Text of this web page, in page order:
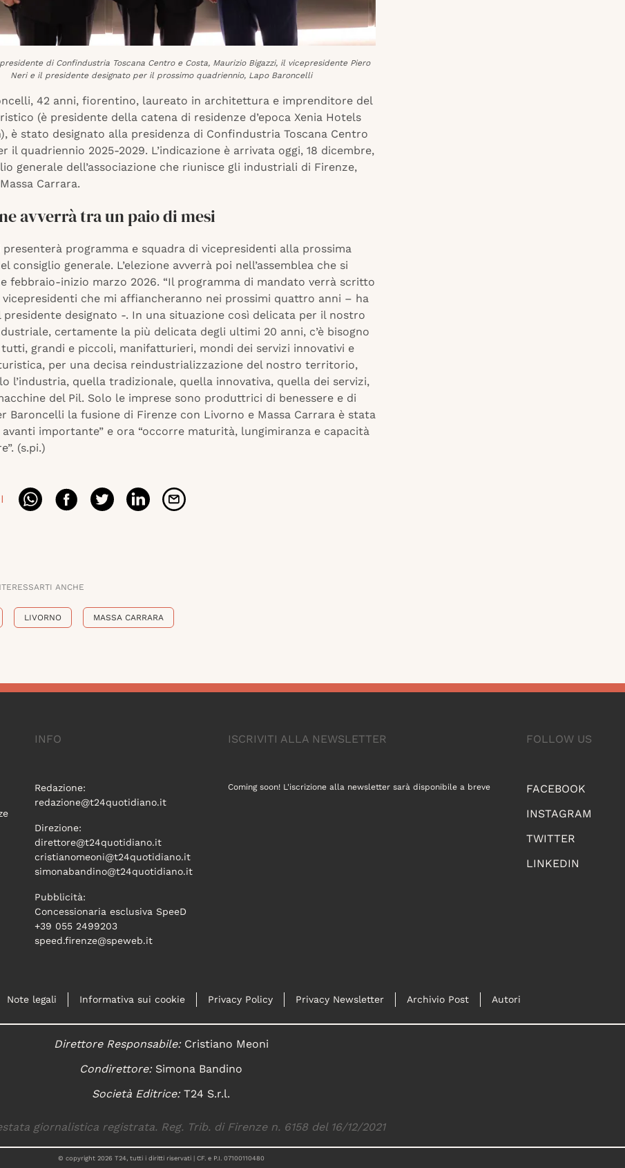
di Confindustria Toscana Centro e Costa, Maurizio Bigazzi, il vicepresidente Piero
Neri e il presidente designato per il prossimo quadriennio, Lapo Baroncelli
42 anni, fiorentino, laureato in architettura e imprenditore del
(è presidente della catena di residenze d’epoca Xenia Hotels
è stato designato alla presidenza di Confindustria Toscana Centro
il quadriennio 2025-2029. L’indicazione è arrivata oggi, 18 dicembre,
generale dell’associazione che riunisce gli industriali di Firenze,
Carrara.
avverrà tra un paio di mesi
presenterà programma e squadra di vicepresidenti alla prossima
consiglio generale. L’elezione avverrà poi nell’assemblea che si
febbraio-inizio marzo 2026. “Il programma di mandato verrà scritto
vicepresidenti che mi affiancheranno nei prossimi quattro anni – ha
presidente designato -. In una situazione così delicata per il nostro
certamente la più delicata degli ultimi 20 anni, c’è bisogno
grandi e piccoli, manifatturieri, mondi dei servizi innovativi e
per una decisa reindustrializzazione del nostro territorio,
l’industria, quella tradizionale, quella innovativa, quella dei servizi,
del Pil. Solo le imprese sono produttrici di benessere e di
Baroncelli la fusione di Firenze con Livorno e Massa Carrara è stata
avanti importante” e ora “occorre maturità, lungimiranza e capacità
(s.pi.)
ANCHE
LIVORNO MASSA CARRARA
INFO
Redazione:
redazione@t24quotidiano.it
Direzione:
direttore@t24quotidiano.it
cristianomeoni@t24quotidiano.it
simonabandino@t24quotidiano.it
Pubblicità:
Concessionaria esclusiva SpeeD
+39 055 2499203
speed.firenze@speweb.it
FOLLOW US
FACEBOOK
INSTAGRAM
TWITTER
LINKEDIN
ISCRIVITI ALLA NEWSLETTER
Coming soon! L'iscrizione alla newsletter sarà disponibile a breve
Note legali Informativa sui cookie Privacy Policy Privacy Newsletter Archivio Post Autori
Direttore Responsabile:Cristiano Meoni
Condirettore:Simona Bandino
Società Editrice:T24 S.r.l.
giornalistica registrata. Reg. Trib. di Firenze n. 6158 del 16/12/2021
© copyright 2026 T24, tutti i diritti riservati | CF. e P.I. 07100110480